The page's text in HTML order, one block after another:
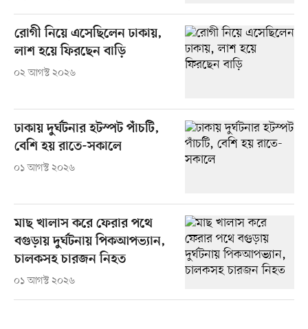
রোগী নিয়ে এসেছিলেন ঢাকায়,
লাশ হয়ে ফিরছেন বাড়ি
০২ আগস্ট ২০২৬
ঢাকায় দুর্ঘটনার হটস্পট পাঁচটি,
বেশি হয় রাতে-সকালে
০১ আগস্ট ২০২৬
মাছ খালাস করে ফেরার পথে
বগুড়ায় দুর্ঘটনায় পিকআপভ্যান,
চালকসহ চারজন নিহত
০১ আগস্ট ২০২৬